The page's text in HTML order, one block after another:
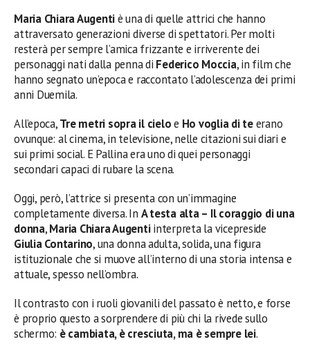
Maria Chiara Augentiè una di quelle attrici che hanno
attraversato generazioni diverse di spettatori. Per molti
resterà per sempre l’amica frizzante e irriverente dei
personaggi nati dalla penna di Federico Moccia, in film che
hanno segnato un’epoca e raccontato l’adolescenza dei primi
anni Duemila.
All’epoca,Tre metri sopra il cieloe Ho voglia di teerano
ovunque: al cinema, in televisione, nelle citazioni sui diari e
sui primi social. E Pallina era uno di quei personaggi
secondari capaci di rubare la scena.
Oggi, però, l’attrice si presenta con un’immagine
completamente diversa. In A testa alta – Il coraggio di una
donna,Maria Chiara Augentiinterpreta la vicepreside
Giulia Contarino, una donna adulta, solida, una figura
istituzionale che si muove all’interno di una storia intensa e
attuale, spesso nell’ombra.
Il contrasto con i ruoli giovanili del passato è netto, e forse
è proprio questo a sorprendere di più chi la rivede sullo
schermo: è cambiata, è cresciuta, ma è sempre lei.